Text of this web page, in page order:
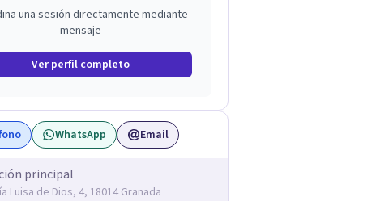
una sesión directamente mediante
mensaje
Ver perfil completo
WhatsApp Email
principal
Luisa de Dios, 4, 18014 Granada